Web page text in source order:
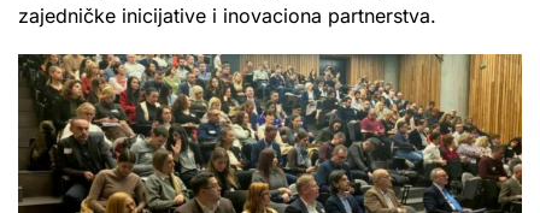
zajedničke inicijative i inovaciona partnerstva.